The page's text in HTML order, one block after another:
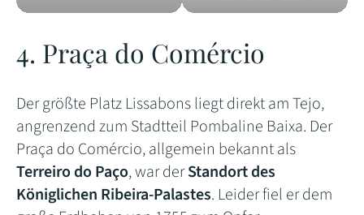
4. Praça do Comércio
Der größte Platz Lissabons liegt direkt am Tejo,
angrenzend zum Stadtteil Pombaline Baixa. Der
Praça do Comércio, allgemein bekannt als
Terreiro do Paço, war derStandort des
Königlichen Ribeira-Palastes. Leider fiel er dem